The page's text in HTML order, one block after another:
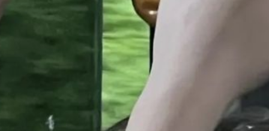
для контроля пожаров
Читайте нас в соцсетях:
Телеграм
МАКС
Разочарование